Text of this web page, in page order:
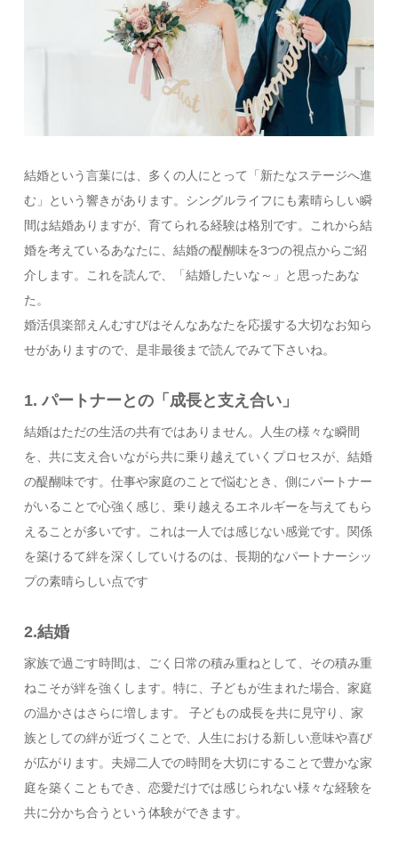
結婚という言葉には、多くの人にとって「新たなステージへ進
む」という響きがあります。シングルライフにも素晴らしい瞬
間は結婚ありますが、育てられる経験は格別です。これから結
婚を考えているあなたに、結婚の醍醐味を3つの視点からご紹
介します。これを読んで、「結婚したいな～」と思ったあな
た。
婚活倶楽部えんむすびはそんなあなたを応援する大切なお知ら
せがありますので、是非最後まで読んでみて下さいね。
1. パートナーとの「成長と支え合い」
結婚はただの生活の共有ではありません。人生の様々な瞬間
を、共に支え合いながら共に乗り越えていくプロセスが、結婚
の醍醐味です。仕事や家庭のことで悩むとき、側にパートナー
がいることで心強く感じ、乗り越えるエネルギーを与えてもら
えることが多いです。これは一人では感じない感覚です。関係
を築けるて絆を深くしていけるのは、長期的なパートナーシッ
プの素晴らしい点です
2.結婚
家族で過ごす時間は、ごく日常の積み重ねとして、その積み重
ねこそが絆を強くします。特に、子どもが生まれた場合、家庭
の温かさはさらに増します。 子どもの成長を共に見守り、家
族としての絆が近づくことで、人生における新しい意味や喜び
が広がります。夫婦二人での時間を大切にすることで豊かな家
庭を築くこともでき、恋愛だけでは感じられない様々な経験を
共に分かち合うという体験ができます。